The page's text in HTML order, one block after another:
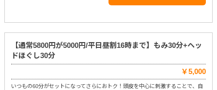
【通常5800円が5000円/平日昼割16時まで】もみ30分+ヘッ
ドほぐし30分
￥5,000
いつもの60分がセットになってさらにおトク！頭皮を中心に刺激することで、自